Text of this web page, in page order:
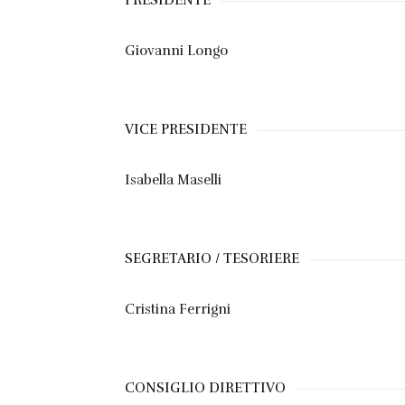
Giovanni Longo
VICE PRESIDENTE
Isabella Maselli
SEGRETARIO / TESORIERE
Cristina Ferrigni
CONSIGLIO DIRETTIVO